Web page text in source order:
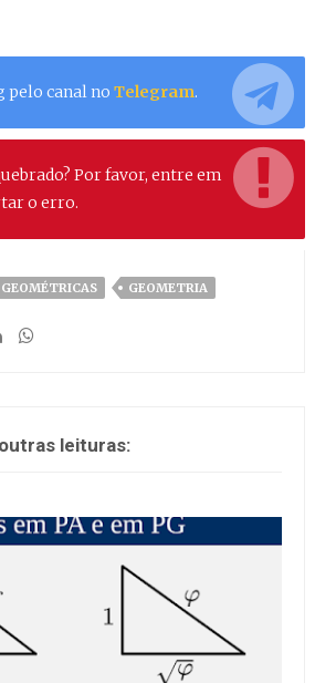
pelo canal no Telegram.
Por favor, entre em
o erro.
GEOMETRIA
leituras: